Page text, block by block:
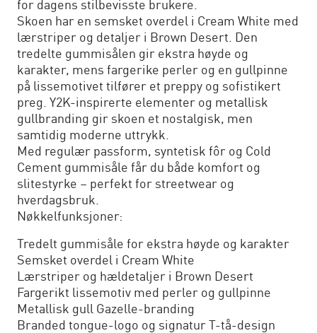
for dagens stilbevisste brukere.
Skoen har en semsket overdel i Cream White med
lærstriper og detaljer i Brown Desert. Den
tredelte gummisålen gir ekstra høyde og
karakter, mens fargerike perler og en gullpinne
på lissemotivet tilfører et preppy og sofistikert
preg. Y2K-inspirerte elementer og metallisk
gullbranding gir skoen et nostalgisk, men
samtidig moderne uttrykk.
Med regulær passform, syntetisk fôr og Cold
Cement gummisåle får du både komfort og
slitestyrke – perfekt for streetwear og
hverdagsbruk.
Nøkkelfunksjoner:
Tredelt gummisåle for ekstra høyde og karakter
Semsket overdel i Cream White
Lærstriper og hældetaljer i Brown Desert
Fargerikt lissemotiv med perler og gullpinne
Metallisk gull Gazelle-branding
Branded tongue-logo og signatur T-tå-design